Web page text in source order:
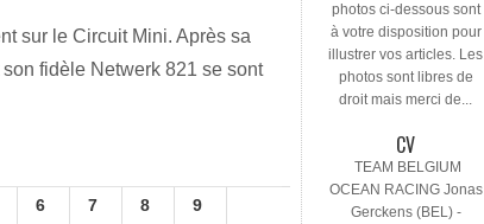
photos ci-dessous sont
à votre disposition pour
illustrer vos articles. Les
photos sont libres de
droit mais merci de...
CV
TEAM BELGIUM
OCEAN RACING Jonas
Gerckens (BEL) -
sur le Circuit Mini. Après sa
fidèle Netwerk 821 se sont
6 7 8
9